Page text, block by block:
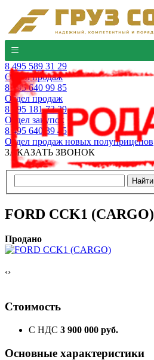
8 495 589 31 29
Отдел продаж
8 495 640 99 85
Отдел продаж
8 495 181 73 29
Отдел закупок
8 495 640 39 45
Отдел продаж новых полуприцепов
ЗАКАЗАТЬ ЗВОНОК
FORD CCK1 (CARGO)
Продано
‹›
Стоимость
С НДС 3 900 000 руб.
Основные характеристики